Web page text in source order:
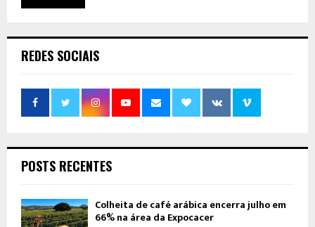
REDES SOCIAIS
POSTS RECENTES
Colheita de café arábica encerra julho em
66% na área da Expocacer